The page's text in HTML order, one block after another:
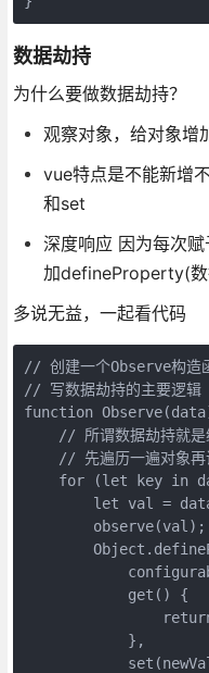
数据劫持
为什么要做数据劫持？
观察对象，给对象
vue特点是不能新增
和set
深度响应 因为每次
加defineProperty(数
多说无益，一起看代码
// 创建一个Observe构造
// 写数据劫持的主要逻辑
function
// 所谓数据劫持就
// 先遍历一遍对象再
for (let key in
let val =
observe(val);
            get() {
            },